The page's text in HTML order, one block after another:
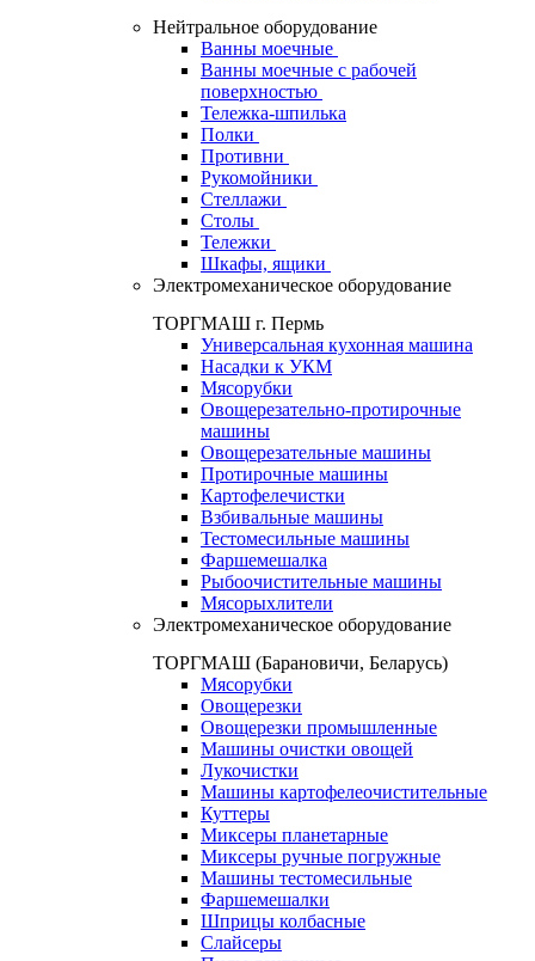
Нейтральное оборудование
Ванны моечные
Ванны моечные с рабочей
поверхностью
Тележка-шпилька
Полки
Противни
Рукомойники
Стеллажи
Столы
Тележки
Шкафы, ящики
Электромеханическое оборудование
ТОРГМАШ г. Пермь
Универсальная кухонная машина
Насадки к УКМ
Мясорубки
Овощерезательно-протирочные
машины
Овощерезательные машины
Протирочные машины
Картофелечистки
Взбивальные машины
Тестомесильные машины
Фаршемешалка
Рыбоочистительные машины
Мясорыхлители
Электромеханическое оборудование
ТОРГМАШ (Барановичи, Беларусь)
Мясорубки
Овощерезки
Овощерезки промышленные
Машины очистки овощей
Лукочистки
Машины картофелеочистительные
Куттеры
Миксеры планетарные
Миксеры ручные погружные
Машины тестомесильные
Фаршемешалки
Шприцы колбасные
Слайсеры